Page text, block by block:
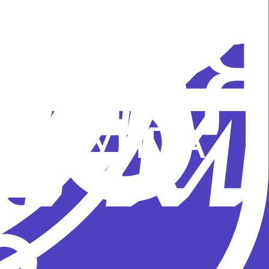
отправляется на новое супергеройское